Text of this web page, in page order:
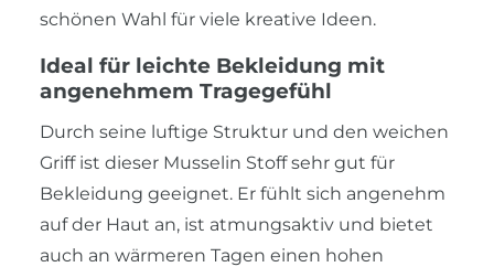
schönen Wahl für viele kreative Ideen.
Ideal für leichte Bekleidung mit
angenehmem Tragegefühl
Durch seine luftige Struktur und den weichen
Griff ist dieser Musselin Stoff sehr gut für
Bekleidung geeignet. Er fühlt sich angenehm
auf der Haut an, ist atmungsaktiv und bietet
auch an wärmeren Tagen einen hohen